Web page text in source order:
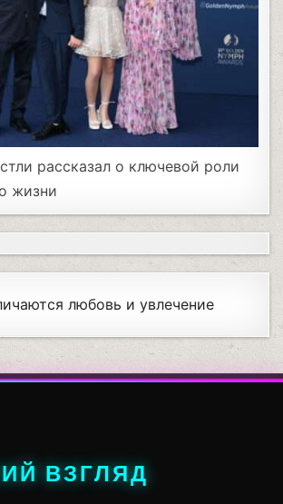
рассказал о ключевой роли
жизни
любовь и увлечение
ВЗГЛЯД